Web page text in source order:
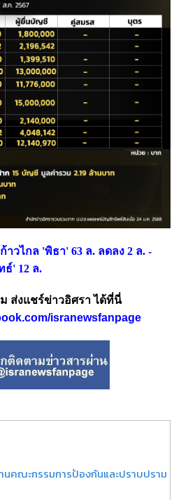
วไกล 'พิธา' 63 ล. ลดลง 2 ล. -
ธ์' 12 ล.
ส่งแชร์ข่าวอิศรา ได้ที่นี่
isranewsfanpage
นคณะกรรมการป้องกันและปราบปราม